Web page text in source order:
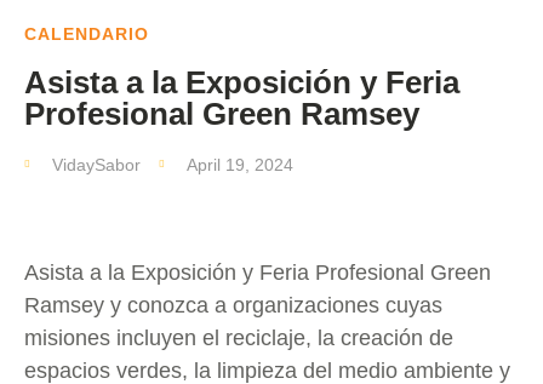
CALENDARIO
Asista a la Exposición y Feria
Profesional Green Ramsey
VidaySabor April 19, 2024
Asista a la Exposición y Feria Profesional Green
Ramsey y conozca a organizaciones cuyas
misiones incluyen el reciclaje, la creación de
espacios verdes, la limpieza del medio ambiente y